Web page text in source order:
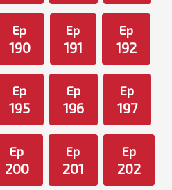
Ep
190
Ep
191
Ep
192
Ep
195
Ep
196
Ep
197
Ep
200
Ep
201
Ep
202